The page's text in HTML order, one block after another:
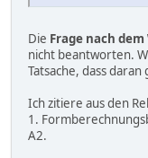
Die Frage nach
nicht beantworten.
Tatsache, dass
Ich zitiere aus den
1.
A2.